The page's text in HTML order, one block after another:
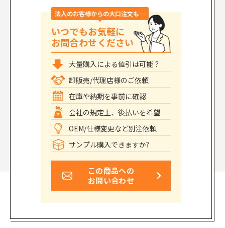
法人のお客様からの大口注文も…
いつでもお気軽に
お問合わせください
大量購入による値引は可能？
卸販売/代理店様のご依頼
在庫や納期を事前に確認
会社の規定上、後払いを希望
OEM/仕様変更など別注依頼
サンプル購入できますか?
この商品への
お問い合わせ